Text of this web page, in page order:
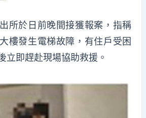
所於日前晚間接獲報案，指稱
樓發生電梯故障，有住戶受困
立即趕赴現場協助救援。